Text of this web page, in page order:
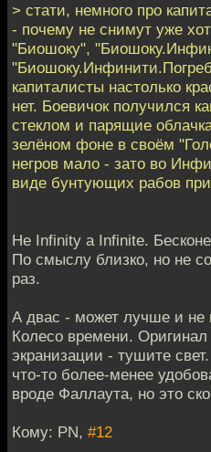
> стати, немного про
- почему не снимут уже
"Биошоку",
капиталисты настолько
нет. Боевичок получился
стеклом и парящие
зелёном фоне в своём
негров мало - зато во
виде бунтующих рабов
Не Infinity а Infinite.
По смыслу близко, но не
раз.
А двас - может лучше и не
Колесо времени.
экранизации - тушите
что-то более-менее
вроде Фаллаута, но это
Кому: PN, #12